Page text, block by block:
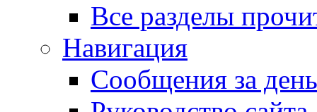
Все разделы
Навигация
Сообщения за день